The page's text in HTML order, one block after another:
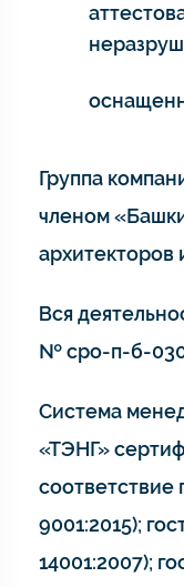
Группа
членом
архитекторов
Вся
№ сро-п-б-
Система
«ТЭНГ»
соответствие
9001:2015);
14001:2007);